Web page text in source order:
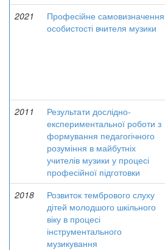
2021
Професійне самовизначення
особистості вчителя музики
2011
Результати дослідно-
експериментальної роботи з
формування педагогічного
розуміння в майбутніх
учителів музики у процесі
професійної підготовки
2018
Розвиток тембрового слуху
дітей молодшого шкільного
віку в процесі
інструментального
музикування